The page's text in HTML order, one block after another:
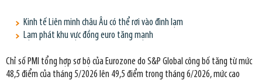
Kinh tế Liên minh châu Âu có thể rơi vào đình lạm
Lạm phát khu vực đồng euro tăng mạnh
Chỉ số PMI tổng hợp sơ bộ của Eurozone do S&P Global công bố tăng từ mức
48,5 điểm của tháng 5/2026 lên 49,5 điểm trong tháng 6/2026, mức cao